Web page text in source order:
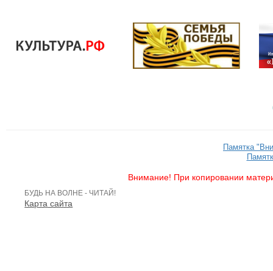
Памятка
Внимание! При копировании
БУДЬ НА ВОЛНЕ - ЧИТАЙ!
Карта сайта